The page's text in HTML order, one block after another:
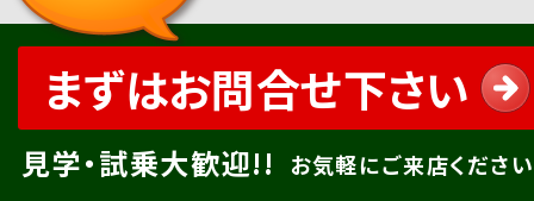
まずはお問合せ下さい
見学・試乗大歓迎!! お気軽にご来店ください